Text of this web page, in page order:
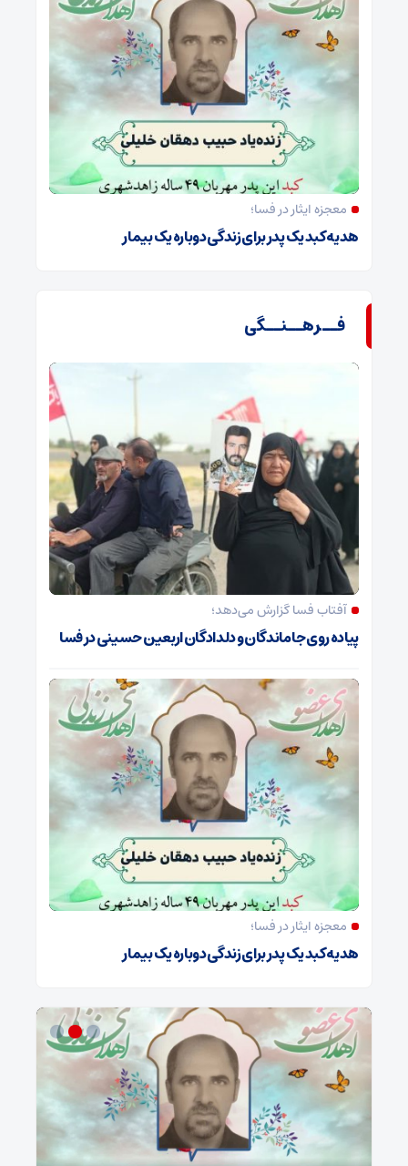
معجزه ایثار در فسا؛
هدیه کبد یک پدر برای زندگی دوباره یک بیمار
فــرهــنــگی
آفتاب فسا گزارش می‌دهد؛
پیاده روی جاماندگان و دلدادگان اربعین حسینی در فسا
معجزه ایثار در فسا؛
هدیه کبد یک پدر برای زندگی دوباره یک بیمار